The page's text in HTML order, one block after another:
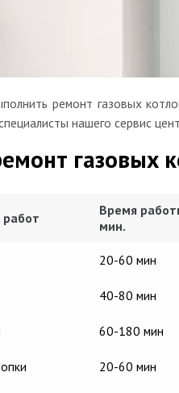
ремонт газовых
нашего сервис
газовых
Время
мин.
20-60 мин
40-80 мин
60-180 мин
20-60 мин